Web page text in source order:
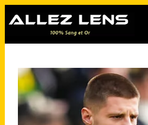
contenu